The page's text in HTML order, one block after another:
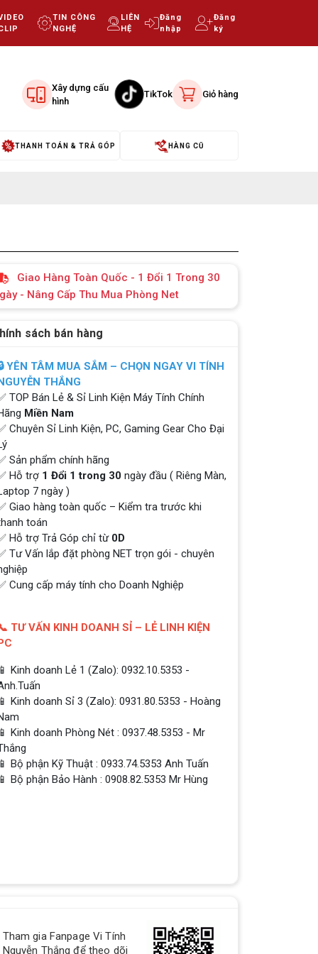
TIN CÔNG
NGHỆ
LIÊN
HỆ
Đăng
nhập
Đăng
ký
Xây dựng cấu
hình
TikTok Giỏ hàng
THANH TOÁN & TRẢ GÓP HÀNG CŨ
Giao Hàng Toàn Quốc - 1 Đổi 1 Trong 30
- Nâng Cấp Thu Mua Phòng Net
sách bán hàng
YÊN TÂM MUA SẮM – CHỌN NGAY VI TÍNH
THẮNG
TOP Bán Lẻ & Sỉ Linh Kiện Máy Tính Chính
Miền Nam
Chuyên Sỉ Linh Kiện, PC, Gaming Gear Cho Đại
Sản phẩm chính hãng
Hỗ trợ 1 Đổi 1 trong 30 ngày đầu ( Riêng Màn,
7 ngày )
Giao hàng toàn quốc – Kiểm tra trước khi
toán
Hỗ trợ Trả Góp chỉ từ 0D
Tư Vấn lắp đặt phòng NET trọn gói - chuyên
Cung cấp máy tính cho Doanh Nghiệp
TƯ VẤN KINH DOANH SỈ – LẺ LINH KIỆN
📱 Kinh doanh Lẻ 1 (Zalo): 0932.10.5353 -
📱 Kinh doanh Sỉ 3 (Zalo): 0931.80.5353 - Hoàng
📱 Kinh doanh Phòng Nét : 0937.48.5353 - Mr
📱 Bộ phận Kỹ Thuật : 0933.74.5353 Anh Tuấn
📱 Bộ phận Bảo Hành : 0908.82.5353 Mr Hùng
Tham gia Fanpage Vi Tính
Nguyễn Thắng để theo dõi
in 9 Games | 1080p, 1440p
RTX 3060 vs RTX 2060 // Test in 9